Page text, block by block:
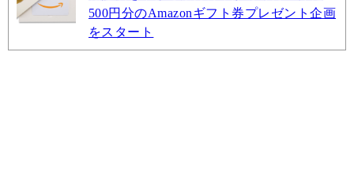
500円分のAmazonギフト券プレゼント企画
をスタート